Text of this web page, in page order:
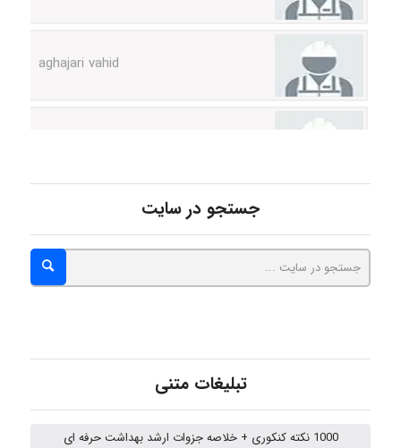
Alirez0990
hosein abdolvand
emami
جستجو در سایت
تبلیغات متنی
1000 نکته کنکوری + خلاصه جزوات ارشد بهداشت حرفه ای